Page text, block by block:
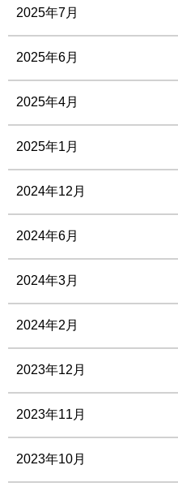
2025年7月
2025年6月
2025年4月
2025年1月
2024年12月
2024年6月
2024年3月
2024年2月
2023年12月
2023年11月
2023年10月